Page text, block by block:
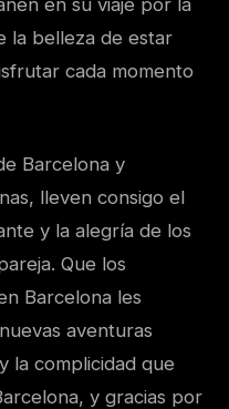
la belleza de estar
cada momento
Barcelona y
lleven consigo el
y la alegría de los
Que los
Barcelona les
aventuras
la complicidad que
y gracias por